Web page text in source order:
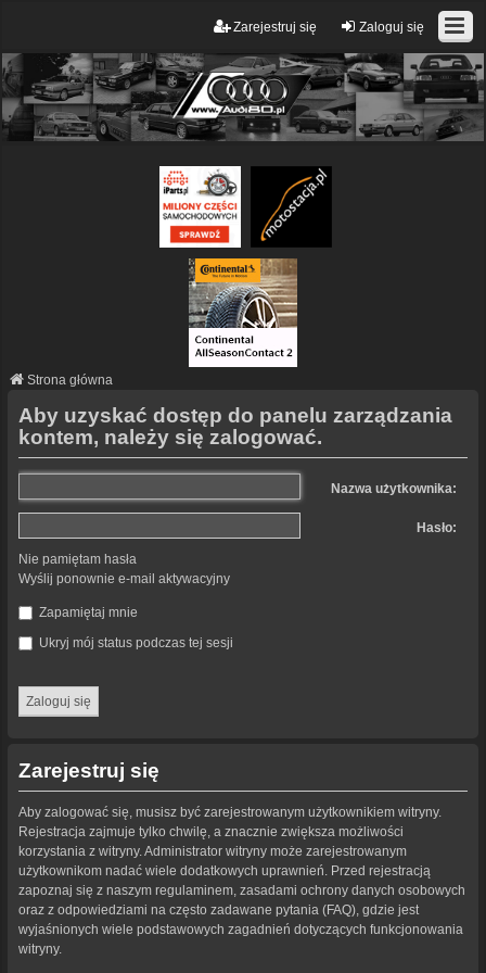
Zaloguj się
Zarejestruj się
Strona główna
Aby uzyskać dostęp do panelu zarządzania
kontem, należy się zalogować.
Nazwa użytkownika:
Hasło:
Nie pamiętam hasła
Wyślij ponownie e-mail aktywacyjny
Zapamiętaj mnie
Ukryj mój status podczas tej sesji
Zarejestruj się
Aby zalogować się, musisz być zarejestrowanym użytkownikiem witryny.
Rejestracja zajmuje tylko chwilę, a znacznie zwiększa możliwości
korzystania z witryny. Administrator witryny może zarejestrowanym
użytkownikom nadać wiele dodatkowych uprawnień. Przed rejestracją
zapoznaj się z naszym regulaminem, zasadami ochrony danych osobowych
oraz z odpowiedziami na często zadawane pytania (FAQ), gdzie jest
wyjaśnionych wiele podstawowych zagadnień dotyczących funkcjonowania
witryny.